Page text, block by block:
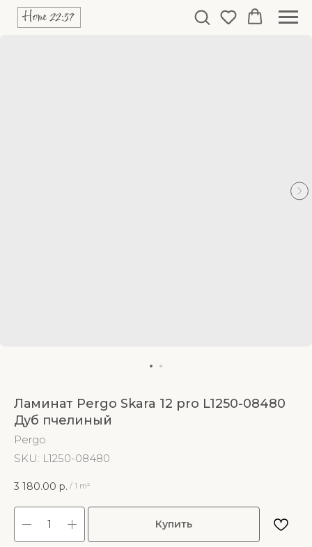
Ламинат Pergo Skara 12 pro L1250-08480
Дуб пчелиный
Pergo
SKU: L1250-08480
3 180.00 р. / 1 m²
Купить